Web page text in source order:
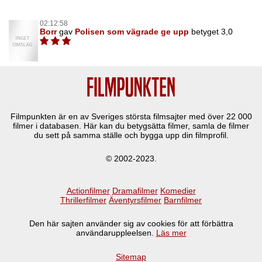
02:12:58
Borrgav Polisen som vägrade ge upp betyget 3,0
Filmpunkten är en av Sveriges största filmsajter med över 22 000
filmer i databasen. Här kan du betygsätta filmer, samla de filmer
du sett på samma ställe och bygga upp din filmprofil.
© 2002-2023.
Actionfilmer Dramafilmer Komedier
Thrillerfilmer Äventyrsfilmer Barnfilmer
Den här sajten använder sig av cookies för att förbättra
användaruppleelsen. Läs mer
Sitemap